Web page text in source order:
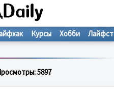
5897
Курсы Хобби